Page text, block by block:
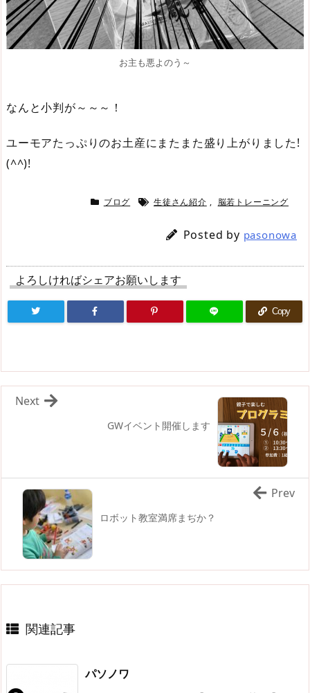
お主も悪よのう～
なんと小判が～～～！
ユーモアたっぷりのお土産にまたまた盛り上がりました!
(^^)!
ブログ 生徒さん紹介 , 脳若トレーニング
Posted by pasonowa
よろしければシェアお願いします
Copy
GWイベント開催します
Next
ロボット教室満席まぢか？
Prev
関連記事
パソノワ